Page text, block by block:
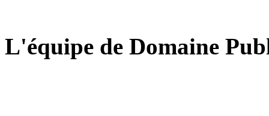
L'équipe de Domaine